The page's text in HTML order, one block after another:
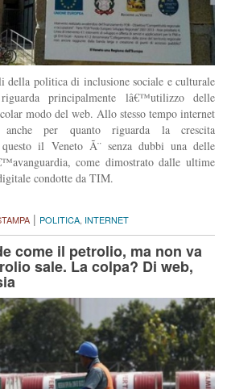
della politica di inclusione sociale e culturale
principalmente lâ€™utilizzo delle
modo del web. Allo stesso tempo internet
per quanto riguarda la crescita
il Veneto Ã¨ senza dubbi una delle
come dimostrato dalle ultime
condotte da TIM.
| POLITICA INTERNET
come il petrolio, ma non va
sale. La colpa? Di web,